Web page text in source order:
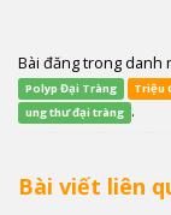
Bài đăng trong danh
Polyp Đại Tràng
Triệu
ung thư đại tràng .
Bài viết liên